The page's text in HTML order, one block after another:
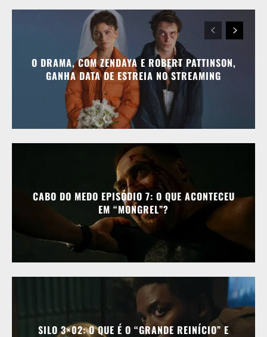
O DRAMA, COM ZENDAYA E ROBERT PATTINSON,
GANHA DATA DE ESTREIA NO STREAMING
CABO DO MEDO EPISÓDIO 7: O QUE ACONTECEU
EM “MONGREL”?
SILO 3×02: O QUE É O “GRANDE REINÍCIO” E